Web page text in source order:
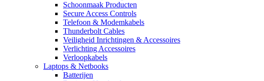
Schoonmaak Producten
Secure Access Controls
Telefoon & Modemkabels
Thunderbolt Cables
Veiligheid Inrichtingen & Accessoires
Verlichting Accessoires
Verloopkabels
Laptops & Netbooks
Batterijen